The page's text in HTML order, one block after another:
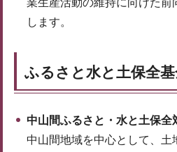
します。
ふるさと水と土保全
中山間ふるさと・水と土保全
中山間地域を中心として、土